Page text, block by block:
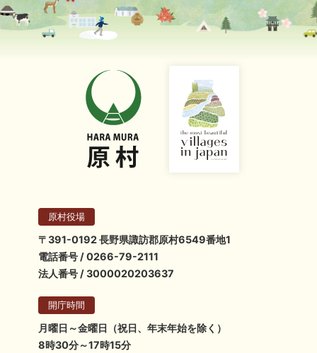
原村役場
〒391-0192 長野県諏訪郡原村6549番地1
電話番号 / 0266-79-2111
法人番号 / 3000020203637
開庁時間
月曜日～金曜日（祝日、年末年始を除く）
8時30分～17時15分